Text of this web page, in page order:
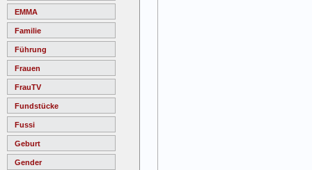
EMMA
Familie
Führung
Frauen
FrauTV
Fundstücke
Fussi
Geburt
Gender